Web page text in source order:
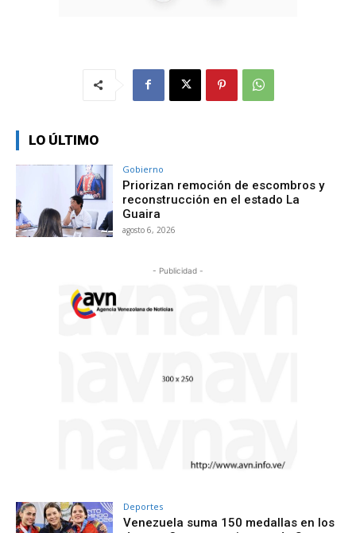
LO ÚLTIMO
Gobierno
Priorizan remoción de escombros y
reconstrucción en el estado La
Guaira
agosto 6, 2026
- Publicidad -
Deportes
Venezuela suma 150 medallas en los